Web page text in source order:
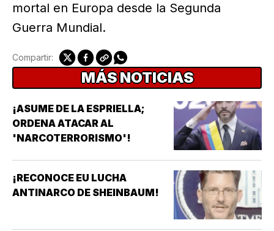
mortal en Europa desde la Segunda
Guerra Mundial.
Compartir:
MÁS NOTICIAS
¡ASUME DE LA ESPRIELLA;
ORDENA ATACAR AL
'NARCOTERRORISMO'!
¡RECONOCE EU LUCHA
ANTINARCO DE SHEINBAUM!